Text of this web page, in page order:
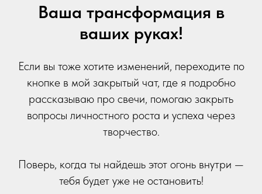
Ваша трансформация в
ваших руках!
Если вы тоже хотите изменений, переходите по
кнопке в мой закрытый чат, где я подробно
рассказываю про свечи, помогаю закрыть
вопросы личностного роста и успеха через
творчество.
Поверь, когда ты найдешь этот огонь внутри —
тебя будет уже не остановить!